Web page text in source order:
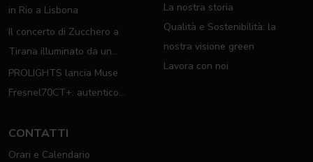
in Rio a Lisbona
Il concerto di Zucchero a
Tirana illuminato da un
completo rig PROLIGHTS
PROLIGHTS lancia Muse
Fresnel70CT+: autentico
La nostra storia
Qualità e Sostenibilità: la
nostra visione green
Lavora con noi
CONTATTI
Orari e Calendario